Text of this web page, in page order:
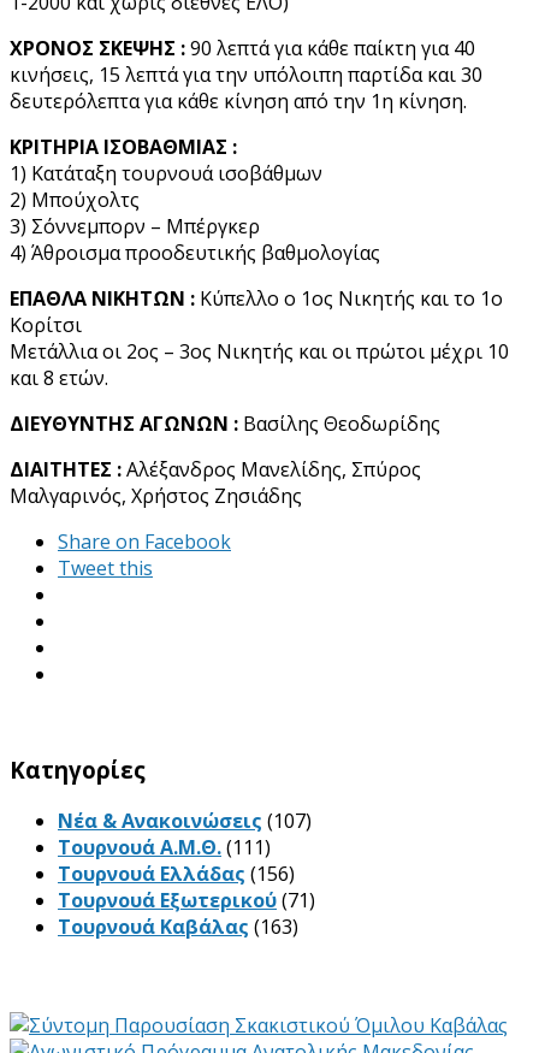
ΧΡΟΝΟΣ ΣΚΕΨΗΣ :90 λεπτά για κάθε παίκτη για 40
κινήσεις, 15 λεπτά για την υπόλοιπη παρτίδα και 30
δευτερόλεπτα για κάθε κίνηση από την 1η κίνηση.
ΚΡΙΤΗΡΙΑ ΙΣΟΒΑΘΜΙΑΣ :
1) Κατάταξη τουρνουά ισοβάθμων
2) Μπούχολτς
3) Σόννεμπορν – Μπέργκερ
4) Άθροισμα προοδευτικής βαθμολογίας
ΕΠΑΘΛΑ ΝΙΚΗΤΩΝ : Κύπελλο ο 1ος Νικητής και το 1ο
Κορίτσι
Μετάλλια οι 2ος – 3ος Νικητής και οι πρώτοι μέχρι 10
και 8 ετών.
ΔΙΕΥΘΥΝΤΗΣ ΑΓΩΝΩΝ : Βασίλης Θεοδωρίδης
ΔΙΑΙΤΗΤΕΣ :Αλέξανδρος Μανελίδης, Σπύρος
Μαλγαρινός, Χρήστος Ζησιάδης
Share on Facebook
Tweet this
Kατηγορίες
Νέα & Ανακοινώσεις (107)
Τουρνουά Α.Μ.Θ.(111)
Τουρνουά Ελλάδας (156)
Τουρνουά Εξωτερικού(71)
Τουρνουά Καβάλας (163)